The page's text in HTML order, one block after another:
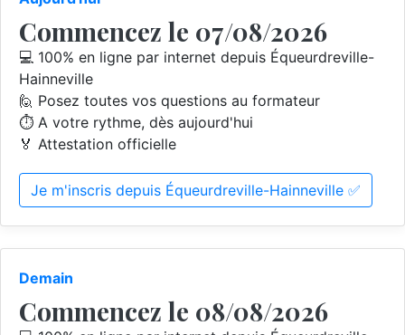
Commencez le 07/08/2026
💻 100% en ligne par internet depuis Équeurdreville-
Hainneville
🙋 Posez toutes vos questions au formateur
⏱️ A votre rythme, dès aujourd'hui
🏅 Attestation officielle
Je m'inscris depuis Équeurdreville-Hainneville ✅
Demain
Commencez le 08/08/2026